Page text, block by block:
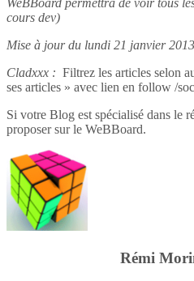
WeBBoard permettra de voir tous
cours dev)
Mise à jour du lundi 21 janvier 2013
Cladxxx : Filtrez les articles selon
ses articles » avec lien en follow /
Si votre Blog est spécialisé dans le
proposer sur le WeBBoard.
Rémi